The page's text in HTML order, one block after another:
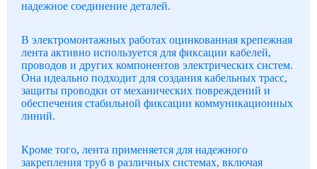
надежное соединение деталей.
В электромонтажных работах оцинкованная крепежная
лента активно используется для фиксации кабелей,
проводов и других компонентов электрических систем.
Она идеально подходит для создания кабельных трасс,
защиты проводки от механических повреждений и
обеспечения стабильной фиксации коммуникационных
линий.
Кроме того, лента применяется для надежного
закрепления труб в различных системах, включая